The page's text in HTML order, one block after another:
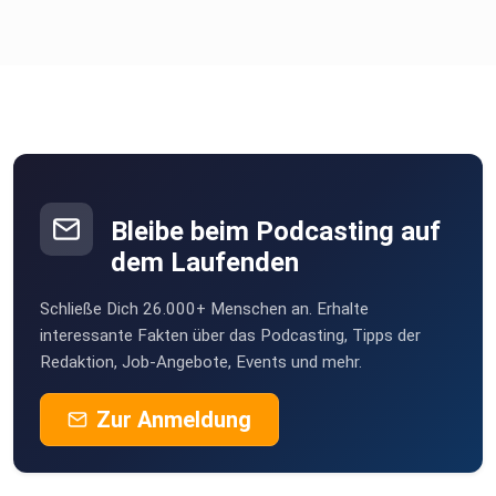
Jetzt reinhören und erfahren, wie modernes Funnel-
Marketing
wirklich funktioniert.
Du brauchst ein All-in-One-Tool für dein
Online-Marketing?Dann checke Funnelspot
https://funnelspot.io/?
utm_source=podcast&utm_medium=folge
Bleibe beim Podcasting auf
dem Laufenden
Schließe Dich 26.000+ Menschen an. Erhalte
interessante Fakten über das Podcasting, Tipps der
Redaktion, Job-Angebote, Events und mehr.
Zur Anmeldung